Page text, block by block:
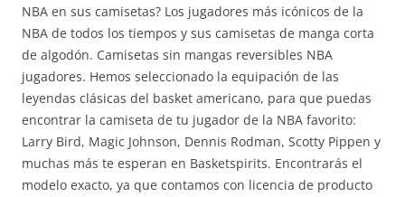
NBA en sus camisetas? Los jugadores más icónicos de la
NBA de todos los tiempos y sus camisetas de manga corta
de algodón. Camisetas sin mangas reversibles NBA
jugadores. Hemos seleccionado la equipación de las
leyendas clásicas del basket americano, para que puedas
encontrar la camiseta de tu jugador de la NBA favorito:
Larry Bird, Magic Johnson, Dennis Rodman, Scotty Pippen y
muchas más te esperan en Basketspirits. Encontrarás el
modelo exacto, ya que contamos con licencia de producto